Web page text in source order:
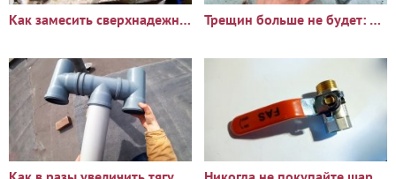
Как замесить сверхнадежный раствор для печи который не дает Трещин больше не будет: Что добавить в бетон чтобы он стал